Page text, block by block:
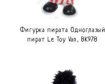
Фигурка пирата Одноглазый
пират Le Toy Van, BK978